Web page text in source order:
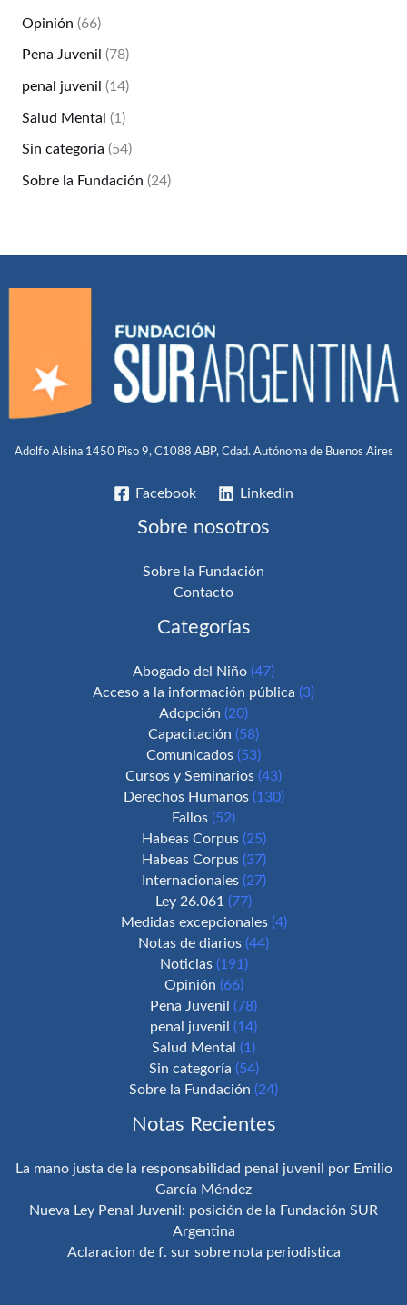
Opinión (66)
Pena Juvenil (78)
penal juvenil (14)
Salud Mental (1)
Sin categoría (54)
Sobre la Fundación (24)
Adolfo Alsina 1450 Piso 9, C1088 ABP, Cdad. Autónoma de Buenos Aires
Facebook Linkedin
Sobre nosotros
Sobre la Fundación
Contacto
Categorías
Abogado del Niño (47)
Acceso a la información pública (3)
Adopción (20)
Capacitación (58)
Comunicados (53)
Cursos y Seminarios (43)
Derechos Humanos(130)
Fallos (52)
Habeas Corpus(25)
Habeas Corpus(37)
Internacionales(27)
Ley 26.061 (77)
Medidas excepcionales(4)
Notas de diarios (44)
Noticias(191)
Opinión (66)
Pena Juvenil (78)
penal juvenil (14)
Salud Mental (1)
Sin categoría (54)
Sobre la Fundación (24)
Notas Recientes
La mano justa de la responsabilidad penal juvenil por Emilio
García Méndez
Nueva Ley Penal Juvenil: posición de la Fundación SUR
Argentina
Aclaracion de f. sur sobre nota periodistica